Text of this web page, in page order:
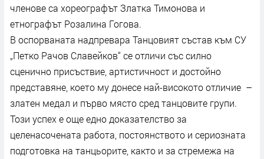
членове са хореографът Златка Тимонова и
етнографът Розалина Гогова.
В оспорваната надпревара Танцовият състав към СУ
„Петко Рачов Славейков“ се отличи със силно
сценично присъствие, артистичност и достойно
представяне, което му донесе най-високото отличие –
златен медал и първо място сред танцовите групи.
Този успех е още едно доказателство за
целенасочената работа, постоянството и сериозната
подготовка на танцьорите, както и за стремежа на